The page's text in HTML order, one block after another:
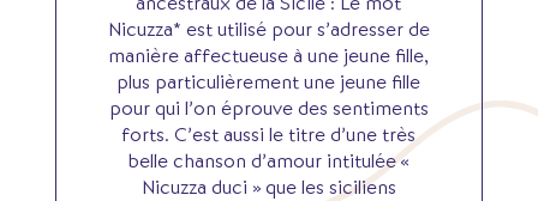
ancestraux de la Sicile : Le mot
Nicuzza* est utilisé pour s’adresser de
manière affectueuse à une jeune fille,
plus particulièrement une jeune fille
pour qui l’on éprouve des sentiments
forts. C’est aussi le titre d’une très
belle chanson d’amour intitulée «
Nicuzza duci » que les siciliens